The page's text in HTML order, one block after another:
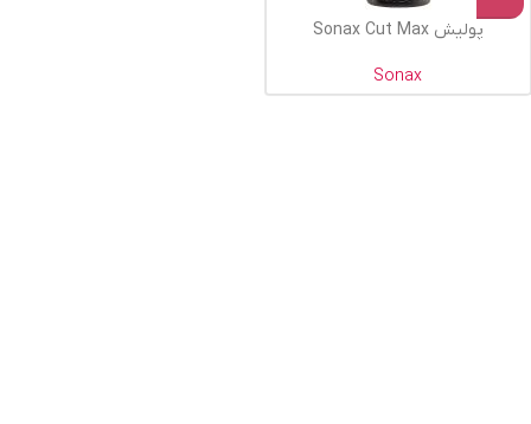
پولیش Sonax Cut Max
Sonax